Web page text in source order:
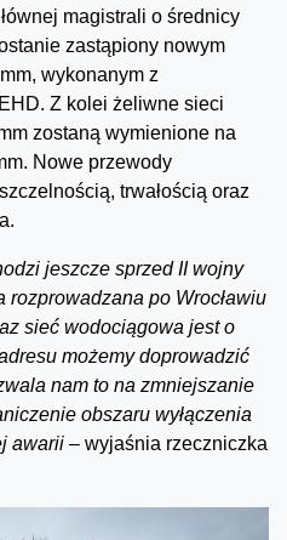
magistrali o średnicy
zastąpiony nowym
wykonanym z
Z kolei żeliwne sieci
zostaną wymienione na
Nowe przewody
trwałością oraz
jeszcze sprzed II wojny
rozprowadzana po Wrocławiu
sieć wodociągowa jest o
możemy doprowadzić
nam to na zmniejszanie
obszaru wyłączenia
awarii – wyjaśnia rzeczniczka